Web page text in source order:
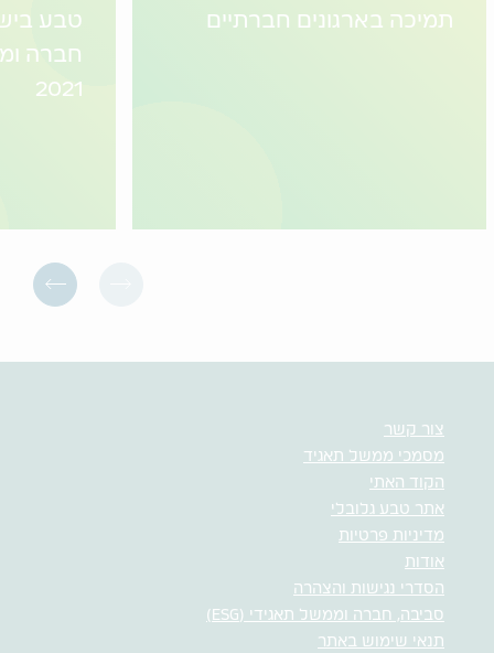
תמיכה בארגונים חברתיים
טבע
חברה
2021
צור קשר
מסמכי ממשל תאגיד
הקוד האתי
אתר טבע גלובלי
מדיניות פרטיות
אודות
הסדרי נגישות והצהרה
סביבה, חברה וממשל תאגידי (ESG)
תנאי שימוש באתר